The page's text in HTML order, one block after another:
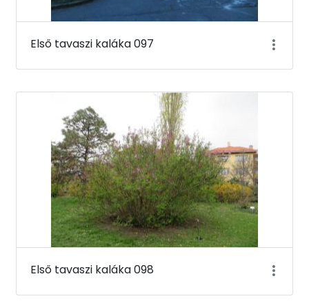
Első tavaszi kaláka 097
Első tavaszi kaláka 098